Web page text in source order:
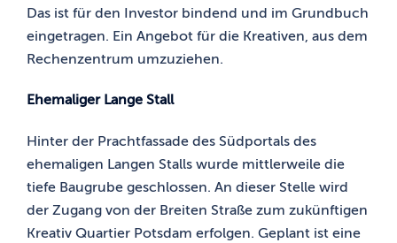
Das ist für den Investor bindend und im Grundbuch
eingetragen. Ein Angebot für die Kreativen, aus dem
Rechenzentrum umzuziehen.
Ehemaliger Lange Stall
Hinter der Prachtfassade des Südportals des
ehemaligen Langen Stalls wurde mittlerweile die
tiefe Baugrube geschlossen. An dieser Stelle wird
der Zugang von der Breiten Straße zum zukünftigen
Kreativ Quartier Potsdam erfolgen. Geplant ist eine